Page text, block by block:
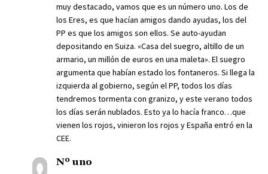
muy destacado, vamos que es un número uno. Los de
los Eres, es que hacían amigos dando ayudas, los del
PP es que los amigos son ellos. Se auto-ayudan
depositando en Suiza. «Casa del suegro, altillo de un
armario, un millón de euros en una maleta». El suegro
argumenta que habían estado los fontaneros. Si llega la
izquierda al gobierno, según el PP, todos los días
tendremos tormenta con granizo, y este verano todos
los días serán nublados. Esto ya lo hacía franco…que
vienen los rojos, vinieron los rojos y España entró en la
CEE.
Nº uno